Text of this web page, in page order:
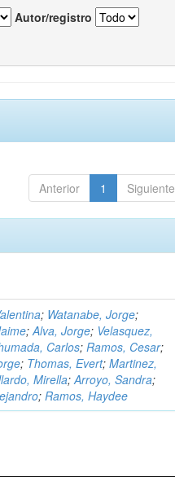
Autor/registro
Anterior 1 Siguiente
; Watanabe, Jorge;
;Alva, Jorge; Velasquez,
Carlos;Ramos, Cesar;
; Thomas, Evert;Martinez,
Mirella;Arroyo, Sandra;
;Ramos, Haydee